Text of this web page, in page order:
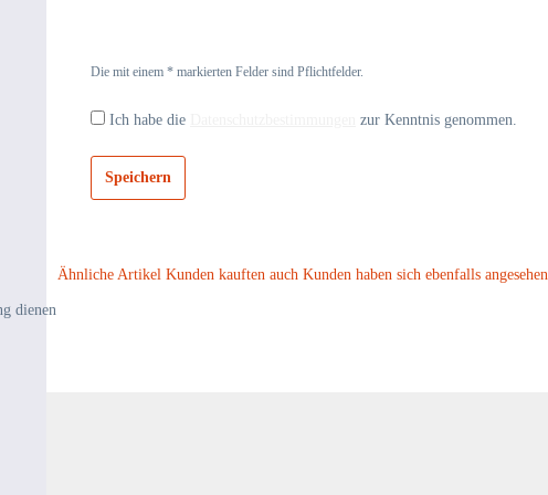
Die mit einem * markierten Felder sind Pflichtfelder.
Ich habe die zur Kenntnis genommen.
Speichern
Ähnliche Artikel Kunden kauften auch Kunden haben sich ebenfalls angesehen
dienen